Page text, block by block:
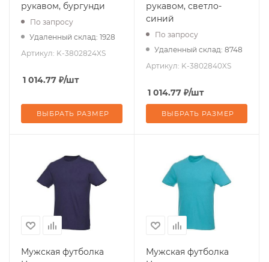
рукавом, бургунди
По запросу
Удаленный склад: 1928
Артикул: K-3802824XS
1 014.77 ₽/шт
ВЫБРАТЬ РАЗМЕР
рукавом, светло-
синий
По запросу
Удаленный склад: 8748
Артикул: K-3802840XS
1 014.77 ₽/шт
ВЫБРАТЬ РАЗМЕР
Мужская футболка
Мужская футболка